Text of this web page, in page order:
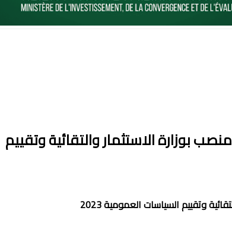
إعلان عن مباراة توظيف 10 منصب بوزارة الاستثمار والتقائية وتقييم